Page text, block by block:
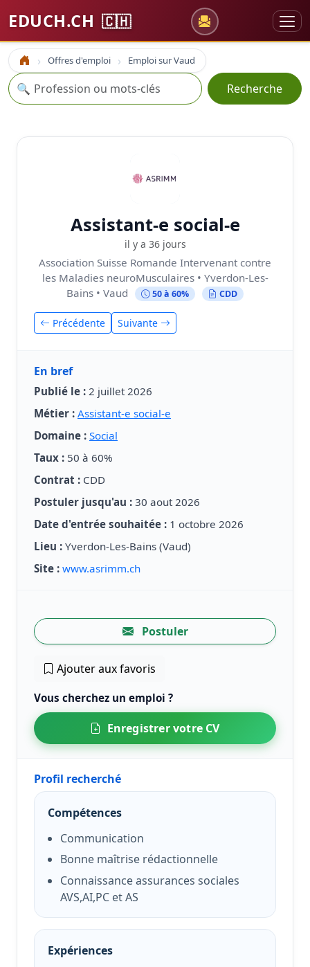
EDUCH.CH 🇨🇭
Accueil Offres d'emploi Emploi sur Vaud
Recherche
🔍 Recherche
Assistant-e social-e
il y a 36 jours
Association Suisse Romande Intervenant contre
les Maladies neuroMusculaires • Yverdon-Les-
Bains • Vaud
50 à 60% CDD
Précédente Suivante
En bref
Publié le : 2 juillet 2026
Métier : Assistant-e social-e
Domaine : Social
Taux : 50 à 60%
Contrat : CDD
Postuler jusqu'au : 30 aout 2026
Date d'entrée souhaitée : 1 octobre 2026
Lieu : Yverdon-Les-Bains (Vaud)
Site : www.asrimm.ch
Postuler
Ajouter aux favoris
Vous cherchez un emploi ?
Enregistrer votre CV
Profil recherché
Compétences
Communication
Bonne maîtrise rédactionnelle
Connaissance assurances sociales
AVS,AI,PC et AS
Expériences